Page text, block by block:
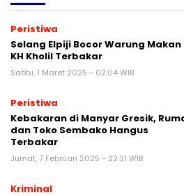
Peristiwa
Selang Elpiji Bocor Warung Makan
KH Kholil Terbakar
Sabtu, 1 Maret 2025 - 02:04 WIB
Peristiwa
Kebakaran di Manyar Gresik,
dan Toko Sembako Hangus
Terbakar
Jumat, 7 Februari 2025 - 22:31 WIB
Kriminal